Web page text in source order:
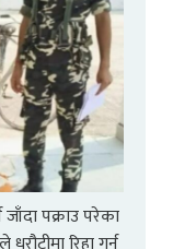
पक्राउ परेका